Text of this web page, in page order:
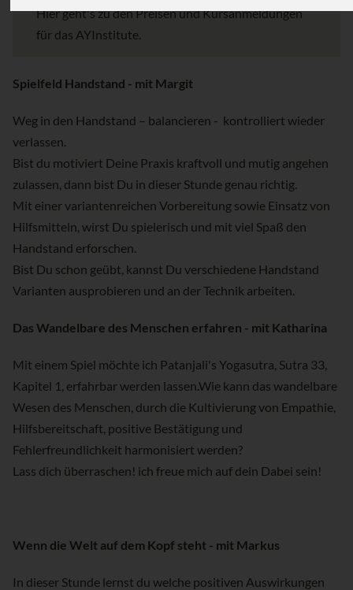
Hier geht's zu den Preisen und Kursanmeldungen
für das AYInstitute.
Spielfeld Handstand - mit Margit
Weg in den Handstand – balancieren - kontrolliert wieder
verlassen.
Bist du motiviert Deine Praxis kraftvoll und mutig angehen
zulassen, dann bist Du in dieser Stunde genau richtig.
Mit einer variantenreichen Vorbereitung sowie Einsatz von
Hilfsmitteln, wirst Du spielerisch und mit viel Spaß den
Handstand erforschen.
Bist Du schon geübt, kannst Du verschiedene Handstand
Varianten ausprobieren und an der Technik arbeiten.
Das Wandelbare des Menschen erfahren - mit Katharina
Mit einem Spiel möchte ich Patanjali's Yogasutra, Sutra 33,
Kapitel 1, erfahrbar werden lassen.Wie kann das wandelbare
Wesen des Menschen, durch die Kultivierung von Empathie,
Hilfsbereitschaft, positive Bestätigung und
Fehlerfreundlichkeit harmonisiert werden?
Lass dich überraschen! ich freue mich auf dein Dabei sein!
Wenn die Welt auf dem Kopf steht - mit Markus
In dieser Stunde lernst du welche positiven Auswirkungen